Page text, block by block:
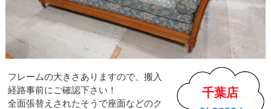
千葉店
フレームの大きさありますので、搬入
経路事前にご確認下さい！
全面張替えされたそうで座面などのク